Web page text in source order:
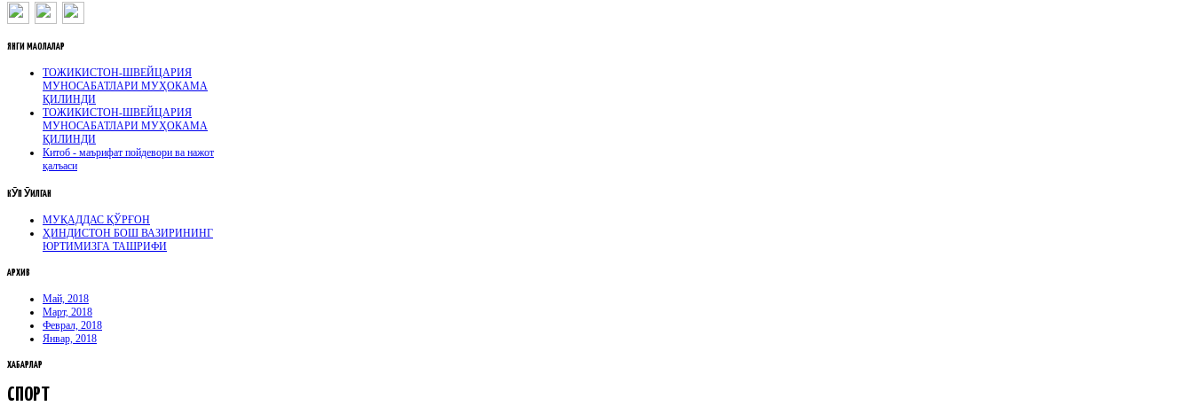
ЯНГИ МАҚОЛАЛАР
ТОЖИКИСТОН-ШВЕЙЦАРИЯ
МУНОСАБАТЛАРИ МУҲОКАМА
ҚИЛИНДИ
ТОЖИКИСТОН-ШВЕЙЦАРИЯ
МУНОСАБАТЛАРИ МУҲОКАМА
ҚИЛИНДИ
Китоб - маърифат пойдевори ва нажот
қалъаси
КӮП ӮҚИЛГАН
МУҚАДДАС ҚЎРҒОН
ҲИНДИСТОН БОШ ВАЗИРИНИНГ
ЮРТИМИЗГА ТАШРИФИ
АРХИВ
Май, 2018
Март, 2018
Феврал, 2018
Январ, 2018
ХАБАРЛАР
СПОРТ